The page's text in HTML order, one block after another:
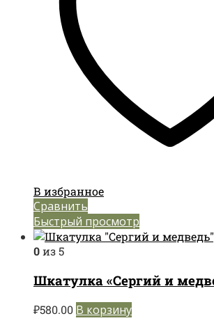
В избранное
Сравнить
Быстрый просмотр
0из 5
Шкатулка «Сергий и
₽580.00 В корзину